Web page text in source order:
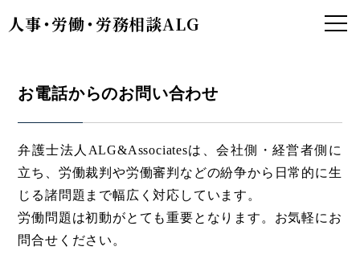
人事・労働・労務相談ALG
お電話からのお問い合わせ
弁護士法人ALG&Associatesは、会社側・経営者側に
立ち、労働裁判や労働審判などの紛争から日常的に生
じる諸問題まで幅広く対応しています。
労働問題は初動がとても重要となります。お気軽にお
問合せください。